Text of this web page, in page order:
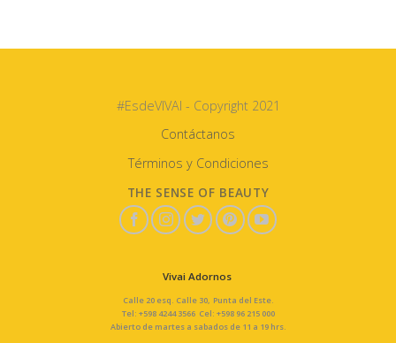
#EsdeVIVAI - Copyright 2021
Contáctanos
Términos y Condiciones
THE SENSE OF BEAUTY
Vivai Adornos
Calle 20 esq. Calle 30, Punta del Este.
Tel: +598 4244 3566 Cel: +598 96 215 000
Abierto de martes a sabados de 11 a 19 hrs.